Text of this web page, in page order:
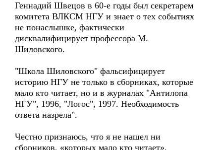
Геннадий Швецов в 60-е годы был секретарем
комитета ВЛКСМ НГУ и знает о тех событиях
не понаслышке, фактически
дисквалифицирует профессора М.
Шиловского.
"Школа Шиловского" фальсифицирует
историю НГУ не только в сборниках, которые
мало кто читает, но и в журналах "Антилопа
НГУ", 1996, "Логос", 1997. Необходимость
ответа назрела".
Честно признаюсь, что я не нашел ни
сборников, «которых мало кто читает»,